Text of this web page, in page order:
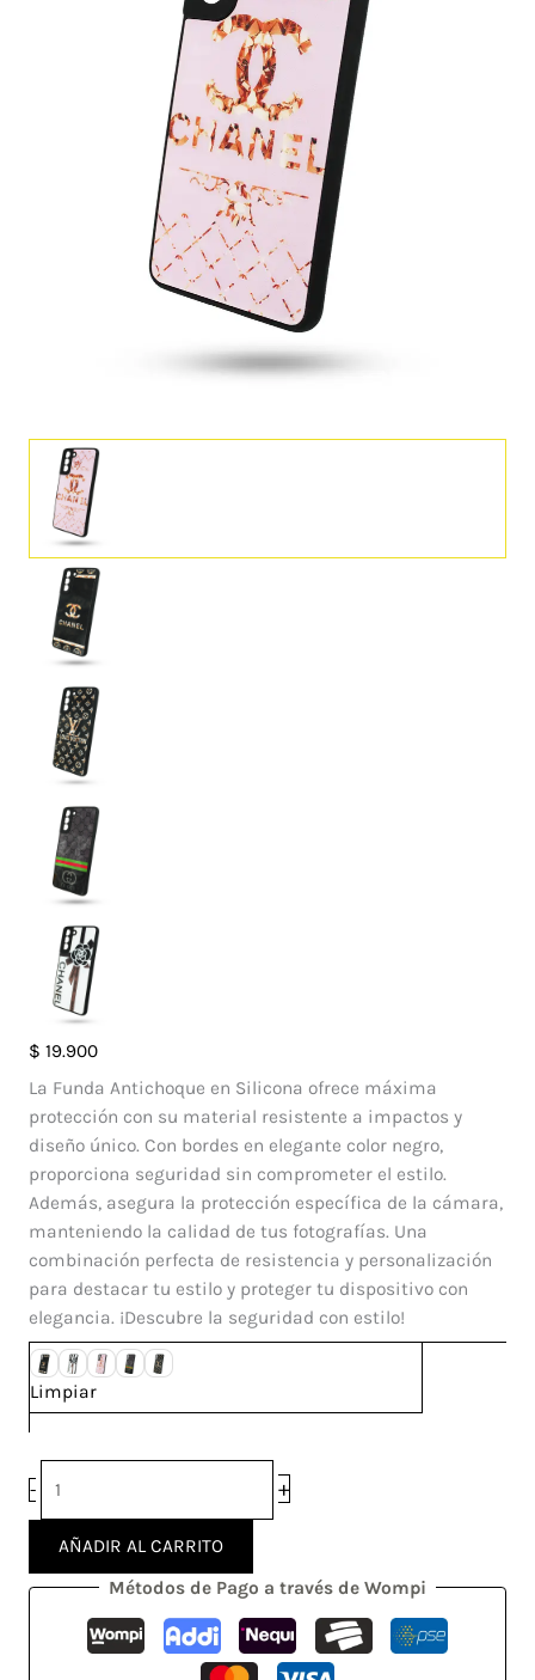
$ 19.900
La Funda Antichoque en Silicona ofrece máxima
protección con su material resistente a impactos y
diseño único. Con bordes en elegante color negro,
proporciona seguridad sin comprometer el estilo.
Además, asegura la protección específica de la cámara,
manteniendo la calidad de tus fotografías. Una
combinación perfecta de resistencia y personalización
para destacar tu estilo y proteger tu dispositivo con
elegancia. ¡Descubre la seguridad con estilo!
Limpiar
-
Case
DD
Samsung
Galaxy
FE
cantidad
+
AÑADIR AL CARRITO
Métodos de Pago a través de Wompi